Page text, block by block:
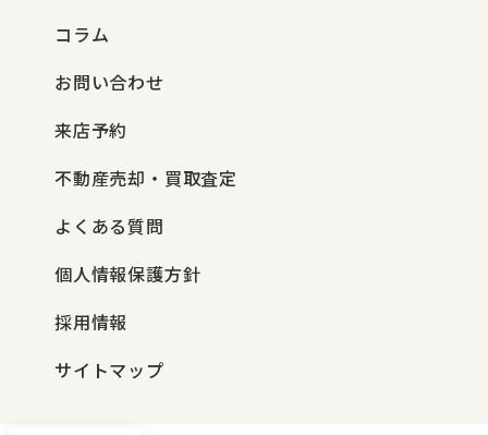
コラム
お問い合わせ
来店予約
不動産売却・買取査定
よくある質問
個人情報保護方針
採用情報
サイトマップ